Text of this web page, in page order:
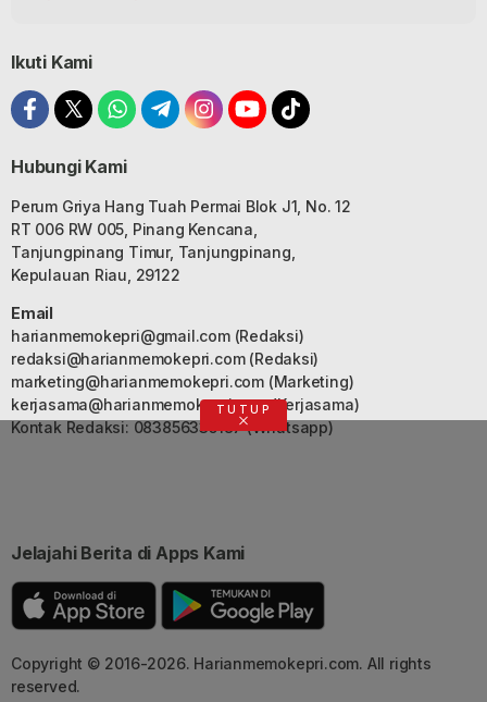
Ikuti Kami
Hubungi Kami
Perum Griya Hang Tuah Permai Blok J1, No. 12
RT 006 RW 005, Pinang Kencana,
Tanjungpinang Timur, Tanjungpinang,
Kepulauan Riau, 29122
Email
harianmemokepri@gmail.com(Redaksi)
redaksi@harianmemokepri.com(Redaksi)
marketing@harianmemokepri.com(Marketing)
kerjasama@harianmemokepri.com(Kerjasama)
Kontak Redaksi: 083856335187 (Whatsapp)
Jelajahi Berita di Apps Kami
Copyright © 2016-2026. Harianmemokepri.com. All rights
reserved.
TUTUP